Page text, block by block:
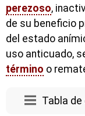
perezoso,
de su beneficio
del estado
uso anticuado,
término o
Tabla